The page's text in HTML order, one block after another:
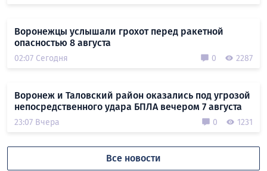
Воронежцы услышали грохот перед ракетной
опасностью 8 августа
02:07 Сегодня 0 2287
Воронеж и Таловский район оказались под угрозой
непосредственного удара БПЛА вечером 7 августа
23:07 Вчера 0 1231
Все новости